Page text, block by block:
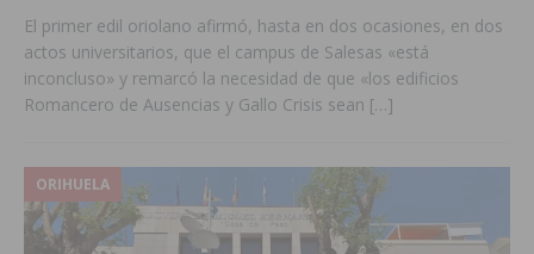
El primer edil oriolano afirmó, hasta en dos ocasiones, en dos
actos universitarios, que el campus de Salesas «está
inconcluso» y remarcó la necesidad de que «los edificios
Romancero de Ausencias y Gallo Crisis sean […]
ORIHUELA